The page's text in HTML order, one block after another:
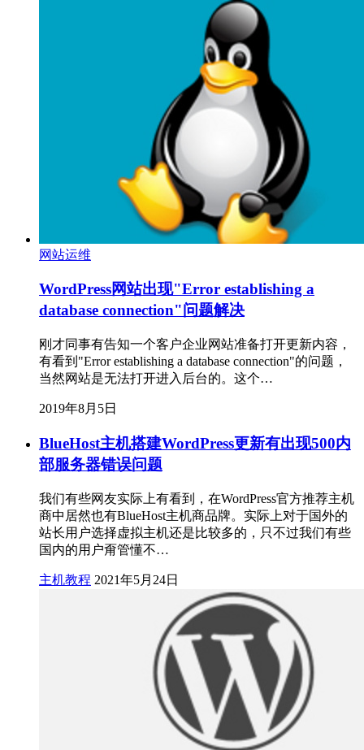
网站运维
WordPress网站出现"Error establishing a
database connection"问题解决
刚才同事有告知一个客户企业网站准备打开更新内容，
有看到"Error establishing a database connection"的问题，
当然网站是无法打开进入后台的。这个…
2019年8月5日
BlueHost主机搭建WordPress更新有出现500内
部服务器错误问题
我们有些网友实际上有看到，在WordPress官方推荐主机
商中居然也有BlueHost主机商品牌。实际上对于国外的
站长用户选择虚拟主机还是比较多的，只不过我们有些
国内的用户甭管懂不…
主机教程 2021年5月24日